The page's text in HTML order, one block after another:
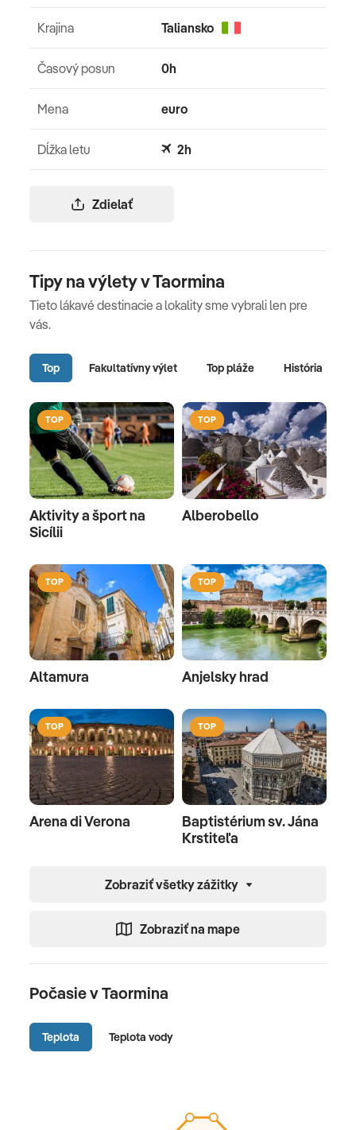
Zdielať
Krajina Taliansko
Časový posun 0h
Mena euro
Dĺžka letu 2h
Tipy na výlety v Taormina
Tieto lákavé destinacie a lokality sme vybrali len pre
vás.
Top Fakultatívny výlet Top pláže História
TOP
Aktivity a šport na
Sicílii
TOP
Alberobello
TOP
Altamura
TOP
Anjelsky hrad
TOP
Arena di Verona
TOP
Baptistérium sv. Jána
Krstiteľa
Zobraziť všetky zážitky
Zobraziť na mape
Počasie v Taormina
Teplota Teplota vody